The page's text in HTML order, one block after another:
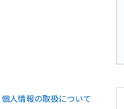
個人情報の取扱について